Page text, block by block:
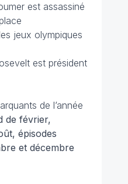
est assassiné
jeux olympiques
est président
de l’année
de février,
épisodes
et décembre